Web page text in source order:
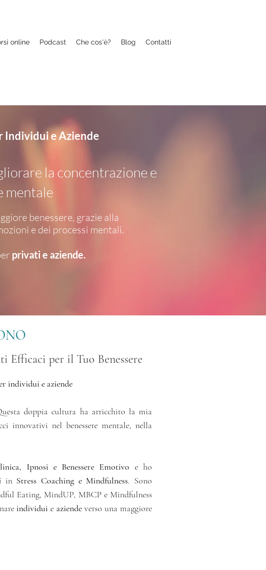
online Podcast Che cos'è? Blog Contatti
Individui e Aziende
la concentrazione e
mentale
benessere, grazie alla
e dei processi mentali.
privati e aziende.
Efficaci per il Tuo Benessere
individui e aziende
doppia cultura ha arricchito la mia
innovativi nel benessere mentale, nella
Ipnosi e Benessere Emotivo e ho
in Stress Coaching e Mindfulness. Sono
Eating, MindUP, MBCP e Mindfulness
individui e aziende verso una maggiore